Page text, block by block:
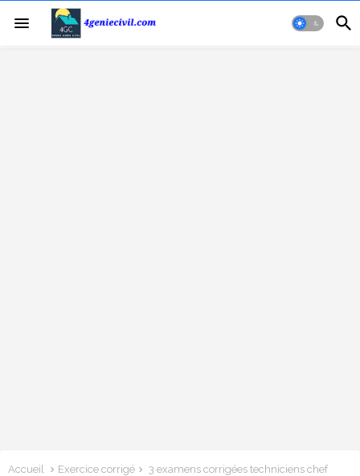
Accueil Exercice corrigé
3 examens corrigées techniciens chef